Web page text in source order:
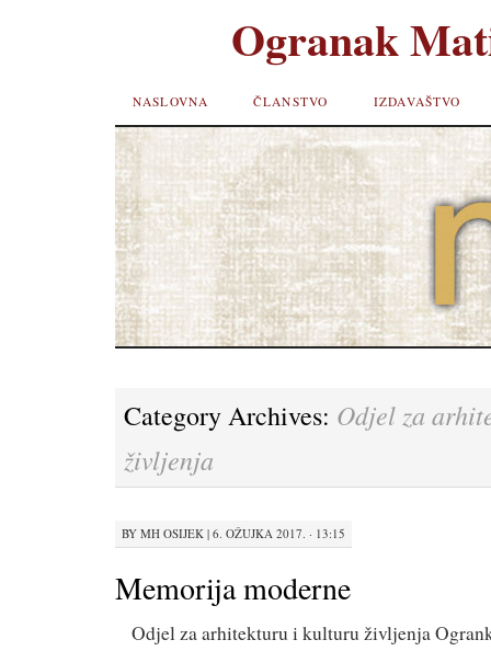
Ogranak
SKIP TO
CONTENT
NASLOVNA ČLANSTVO IZDAVAŠTVO
Category Archives: Odjel za
življenja
BY MH OSIJEK | 6. OŽUJKA 2017. · 13:15
Memorija moderne
Odjel za arhitekturu i kulturu življenja